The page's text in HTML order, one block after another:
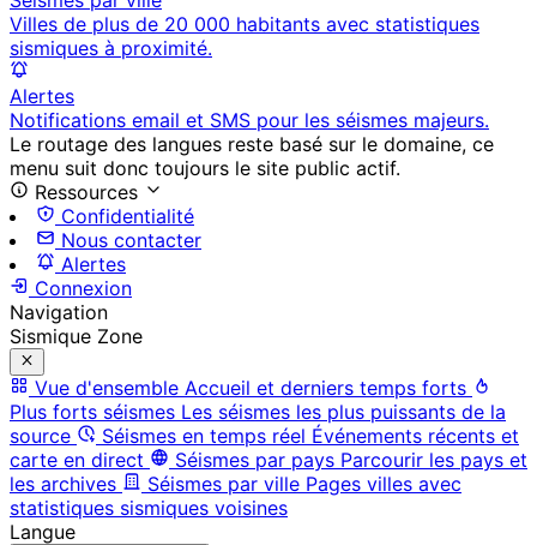
Villes de plus de 20 000 habitants avec statistiques
sismiques à proximité.
Alertes
Notifications email et SMS pour les séismes majeurs.
Le routage des langues reste basé sur le domaine, ce
menu suit donc toujours le site public actif.
Ressources
Confidentialité
Nous contacter
Alertes
Connexion
Navigation
Sismique Zone
Vue d'ensemble Accueil et derniers temps forts
Plus forts séismes Les séismes les plus puissants de la
source
Séismes en temps réel Événements récents et
carte en direct
Séismes par pays Parcourir les pays et
les archives
Séismes par ville Pages villes avec
statistiques sismiques voisines
Langue